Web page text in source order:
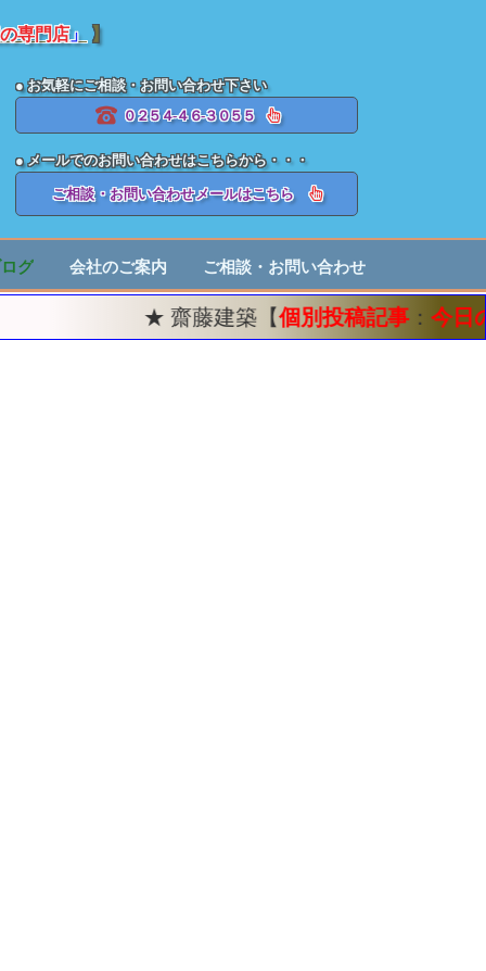
専門店」 】
● お気軽にご相談・お問い合わせ下さい
０２５４-４６-３０５５
● メールでのお問い合わせはこちらから・・・
ご相談・お問い合わせメールはこちら
グ 会社のご案内 ご相談・お問い合わせ
★ 齋藤建築【個別投稿記事：今日のお仕